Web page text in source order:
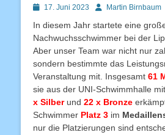
Posted17. Juni 2023 AutorMartin Birnbaum
In diesem Jahr startete eine
Nachwuchsschwimmer bei der
Aber unser Team war nicht nur
sondern bestimmte das
Veranstaltung mit. Insgesamt 61
sie aus der UNI-Schwimmhalle
x Silberund 22 x Bronze
Schwimmer Platz 3 im
nur die Platzierungen sind